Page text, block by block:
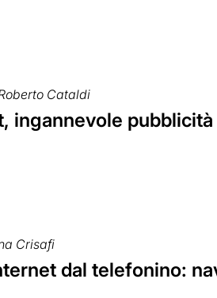
Cataldi
ingannevole
Crisafi
dal telefonino: